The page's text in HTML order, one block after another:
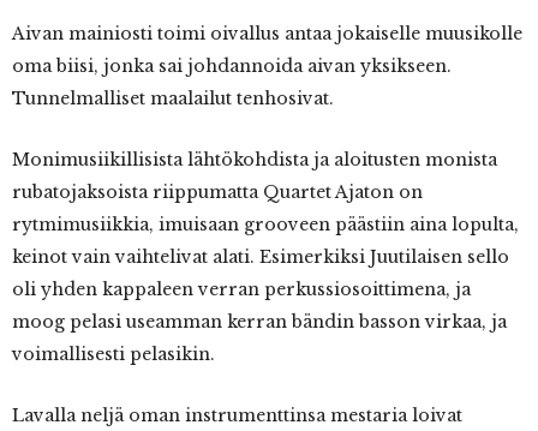
Aivan mainiosti toimi oivallus antaa jokaiselle muusikolle
oma biisi, jonka sai johdannoida aivan yksikseen.
Tunnelmalliset maalailut tenhosivat.
Monimusiikillisista lähtökohdista ja aloitusten monista
rubatojaksoista riippumatta Quartet Ajaton on
rytmimusiikkia, imuisaan grooveen päästiin aina lopulta,
keinot vain vaihtelivat alati. Esimerkiksi Juutilaisen sello
oli yhden kappaleen verran perkussiosoittimena, ja
moog pelasi useamman kerran bändin basson virkaa, ja
voimallisesti pelasikin.
Lavalla neljä oman instrumenttinsa mestaria loivat